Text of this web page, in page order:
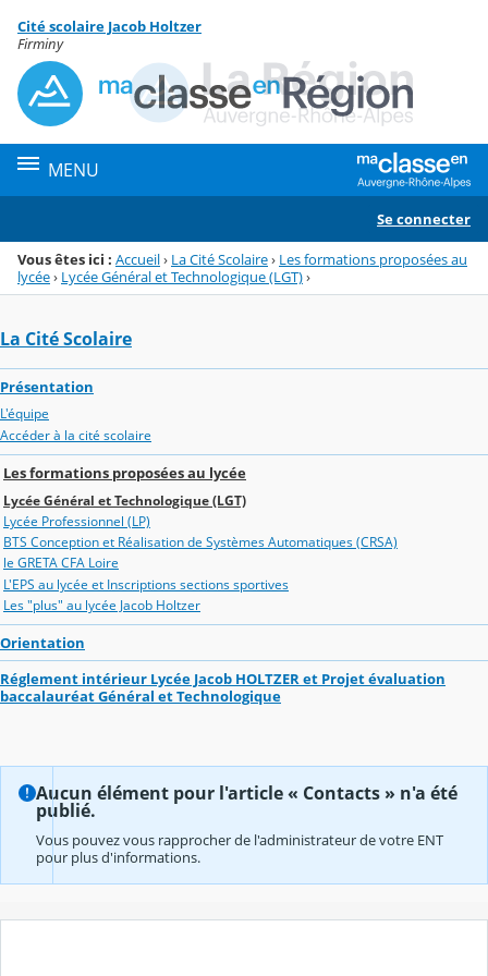
Menu de la rubrique
Contenu
Cité scolaire Jacob Holtzer
Firminy
MENU
Se connecter
Vous êtes ici : Accueil› La Cité Scolaire› Les formations proposées au
lycée› Lycée Général et Technologique (LGT)›
La Cité Scolaire
Présentation
L'équipe
Accéder à la cité scolaire
Les formations proposées au lycée
Lycée Général et Technologique (LGT)
Lycée Professionnel (LP)
BTS Conception et Réalisation de Systèmes Automatiques (CRSA)
le GRETA CFA Loire
L'EPS au lycée et Inscriptions sections sportives
Les "plus" au lycée Jacob Holtzer
Orientation
Réglement intérieur Lycée Jacob HOLTZER et Projet évaluation
baccalauréat Général et Technologique
Aucun élément pour l'article « Contacts » n'a été
publié.
Vous pouvez vous rapprocher de l'administrateur de votre ENT
pour plus d'informations.